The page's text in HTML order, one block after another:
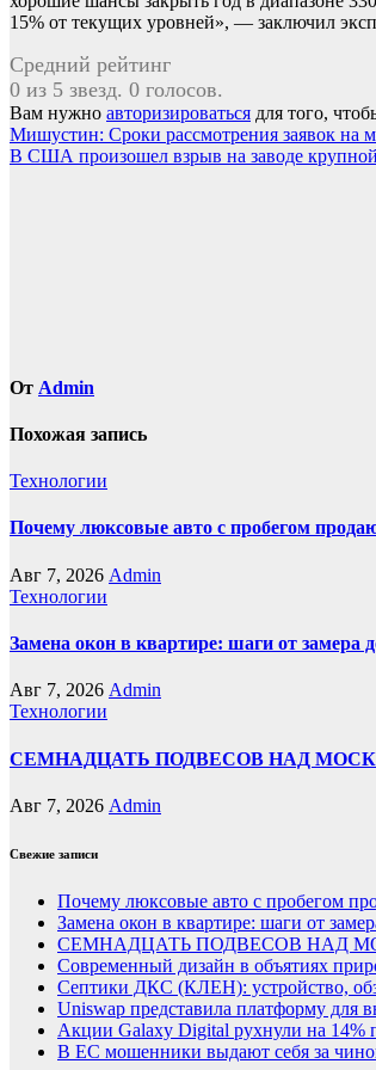
15% от текущих уровней», — заключил
Средний рейтинг
0 из 5 звезд. 0 голосов.
Вам нужно авторизироваться для того,
Навигация
по
Мишустин: Сроки рассмотрения заявок на
В США произошел взрыв на заводе
От Admin
Похожая запись
Технологии
Почему люксовые авто с пробегом
Авг 7, 2026 Admin
Технологии
Замена окон в квартире: шаги от замера
Авг 7, 2026 Admin
Технологии
СЕМНАДЦАТЬ ПОДВЕСОВ НАД
Авг 7, 2026 Admin
Свежие записи
Почему люксовые авто с пробегом
Замена окон в квартире: шаги от
СЕМНАДЦАТЬ ПОДВЕСОВ НАД
Современный дизайн в объятиях
Септики ДКС (КЛЕН): устройство,
Uniswap представила платформу для
Акции Galaxy Digital рухнули на 14%
В ЕС мошенники выдают себя за